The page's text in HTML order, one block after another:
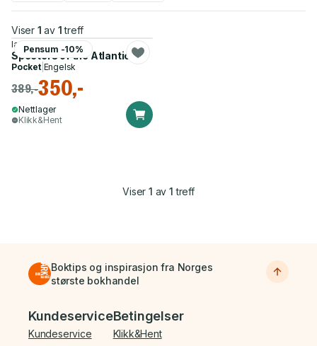
Viser 1 av 1 treff
Pensum -10%
Ian Baucom
Specters of the Atlantic
Pocket| Engelsk
389,-350,-
Nettlager
Klikk&Hent
Viser1 av 1 treff
Boktips og inspirasjon fra Norges
største bokhandel
Bunnmeny
Kundeservice
Kundeservice
Betingelser
Klikk&Hent